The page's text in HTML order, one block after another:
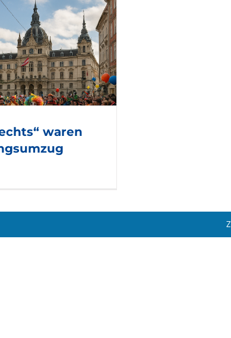
waren